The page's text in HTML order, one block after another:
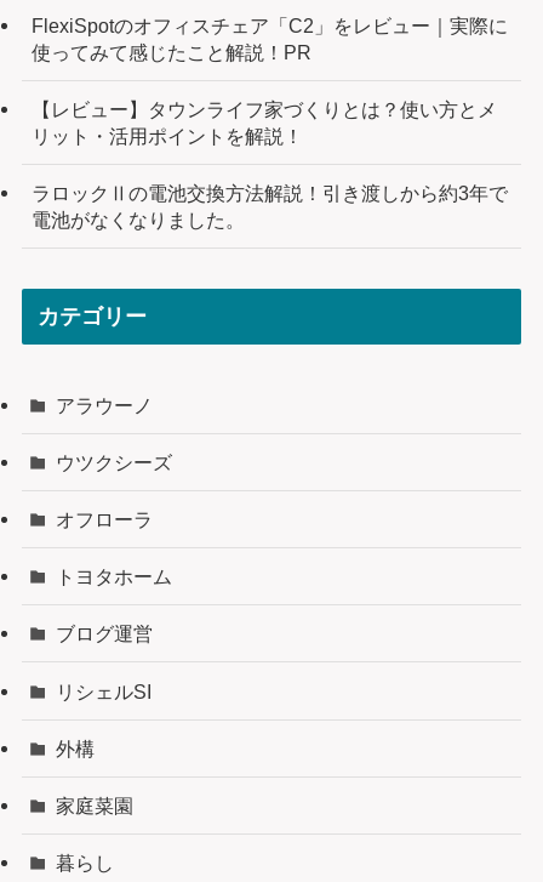
FlexiSpotのオフィスチェア「C2」をレビュー｜実際に
使ってみて感じたこと解説！PR
【レビュー】タウンライフ家づくりとは？使い方とメ
リット・活用ポイントを解説！
ラロックⅡの電池交換方法解説！引き渡しから約3年で
電池がなくなりました。
カテゴリー
アラウーノ
ウツクシーズ
オフローラ
トヨタホーム
ブログ運営
リシェルSI
外構
家庭菜園
暮らし